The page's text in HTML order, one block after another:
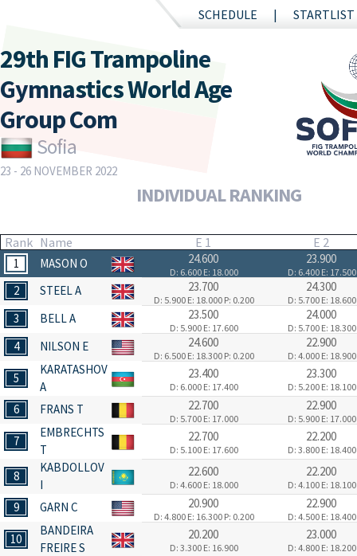
SCHEDULE STARTLIST
29th FIG Trampoline
Gymnastics World Age
Group Com
Sofia
23 - 26 NOVEMBER 2022
INDIVIDUAL RANKING
Rank Name E 1 E 2
1 MASON O 24.600
D: 6.600 E: 18.000
23.900
D: 6.400 E: 17.500
2 STEEL A 23.700
D: 5.900 E: 18.000 P: 0.200
24.300
D: 5.700 E: 18.600
3 BELL A 23.500
D: 5.900 E: 17.600
24.000
D: 5.700 E: 18.300
4 NILSON E 24.600
D: 6.500 E: 18.300 P: 0.200
22.900
D: 4.000 E: 18.900
5
KARATASHOV
A
23.400
D: 6.000 E: 17.400
23.300
D: 5.200 E: 18.100
6 FRANS T 22.700
D: 5.700 E: 17.000
22.900
D: 5.900 E: 17.000
7
EMBRECHTS
T
22.700
D: 5.100 E: 17.600
22.200
D: 3.800 E: 18.400
8
KABDOLLOV
I
22.600
D: 4.600 E: 18.000
22.200
D: 4.100 E: 18.100
9 GARN C 20.900
D: 4.800 E: 16.300 P: 0.200
22.900
D: 4.500 E: 18.400
10
BANDEIRA
FREIRE S
20.200
D: 3.300 E: 16.900
23.000
D: 4.800 E: 18.200